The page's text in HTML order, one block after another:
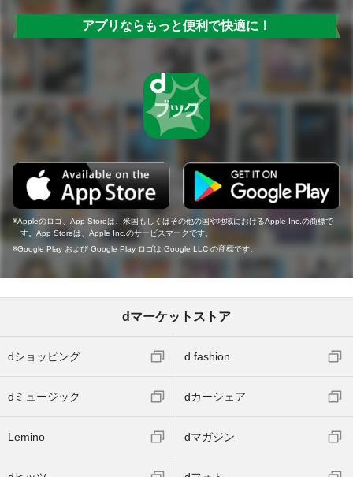
アプリならもっと便利で快適に！
Appleのロゴ、App Storeは、米国もしくはその他の国や地域におけるApple Inc.の商標で
す。App Storeは、Apple Inc.のサービスマークです。
Google Play および Google Play ロゴは Google LLC の商標です。
dマーケットストア
dショッピング d fashion
dミュージック dカーシェア
Lemino dマガジン